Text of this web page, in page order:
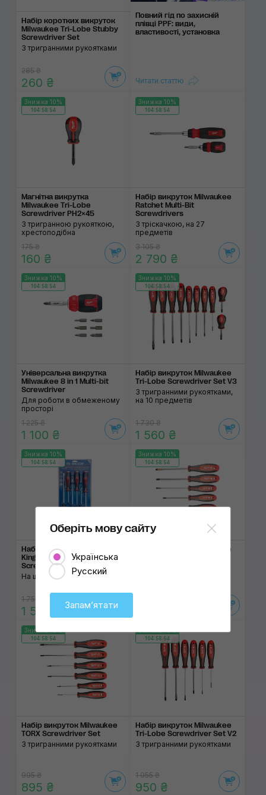
Набір коротких викруток
Milwaukee Tri-Lobe Stubby
Screwdriver Set
З тригранними рукоятками
285 ₴
260 ₴
Повний гід по захисній
плівці PPF: види,
властивості, установка
Читати статтю
Знижка 10%
104:58:53
Магнітна викрутка
Milwaukee Tri-Lobe
Screwdriver PH2×45
З тригранною рукояткою,
хрестоподібна
175 ₴
160 ₴
Знижка 10%
104:58:53
Набір викруток Milwaukee
Ratchet Multi-Bit
Screwdrivers
З тріскачкою, на 27
предметів
3 105 ₴
2 790 ₴
Знижка 10%
104:58:53
Універсальна викрутка
Milwaukee 8 in 1 Multi-bit
Screwdriver
Для роботи в обмеженому
просторі
1 225 ₴
1 100 ₴
Знижка 10%
104:58:53
Набір викруток Milwaukee
Tri-Lobe Screwdriver Set V3
З тригранними рукоятками,
на 10 предметів
1 730 ₴
1 560 ₴
Знижка 10%
104:58:53
Набір ударних викруток
King Tony Heavy Duty
Screwdriver Set 6pcs
На шість предметів
1 755 ₴
1 580 ₴
Знижка 10%
104:58:53
Набір викруток Milwaukee
Знижка 10%
104:58:53
Набір викруток Milwaukee
TORX Screwdriver Set
З тригранними рукоятками
995 ₴
895 ₴
104:58:53
Набір викруток Milwaukee
Tri-Lobe Screwdriver Set V2
З тригранними рукоятками
1 055 ₴
950 ₴
Оберіть мову сайту
Українська
Русский
Запамʼятати